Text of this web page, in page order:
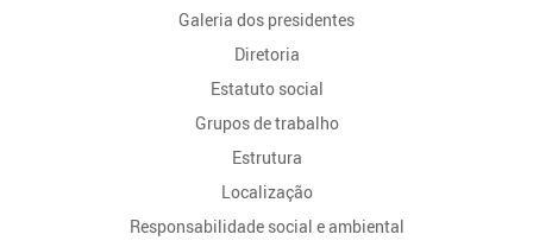
Galeria dos presidentes
Diretoria
Estatuto social
Grupos de trabalho
Estrutura
Localização
Responsabilidade social e ambiental